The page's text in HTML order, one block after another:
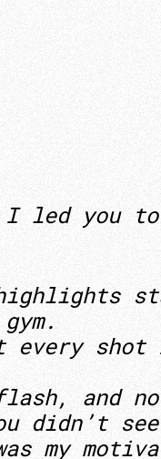
I led you
highlights
every shot
flash, and
didn’t
my